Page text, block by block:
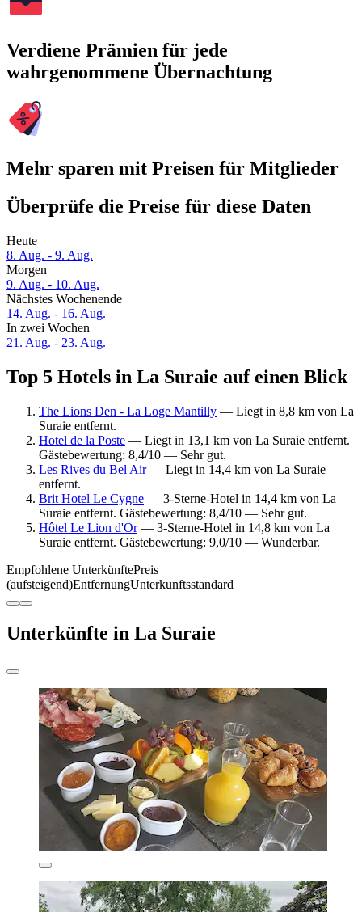
Verdiene Prämien für jede
wahrgenommene Übernachtung
Mehr sparen mit Preisen für Mitglieder
Überprüfe die Preise für diese Daten
Heute
8. Aug. - 9. Aug.
Morgen
9. Aug. - 10. Aug.
Nächstes Wochenende
14. Aug. - 16. Aug.
In zwei Wochen
21. Aug. - 23. Aug.
Top 5 Hotels in La Suraie auf einen Blick
The Lions Den - La Loge Mantilly — Liegt in 8,8 km von La
Suraie entfernt.
Hotel de la Poste — Liegt in 13,1 km von La Suraie entfernt.
Gästebewertung: 8,4/10 — Sehr gut.
Les Rives du Bel Air— Liegt in 14,4 km von La Suraie
entfernt.
Brit Hotel Le Cygne — 3-Sterne-Hotel in 14,4 km von La
Suraie entfernt. Gästebewertung: 8,4/10 — Sehr gut.
Hôtel Le Lion d'Or— 3-Sterne-Hotel in 14,8 km von La
Suraie entfernt. Gästebewertung: 9,0/10 — Wunderbar.
Empfohlene UnterkünftePreis
(aufsteigend)EntfernungUnterkunftsstandard
Unterkünfte in La Suraie